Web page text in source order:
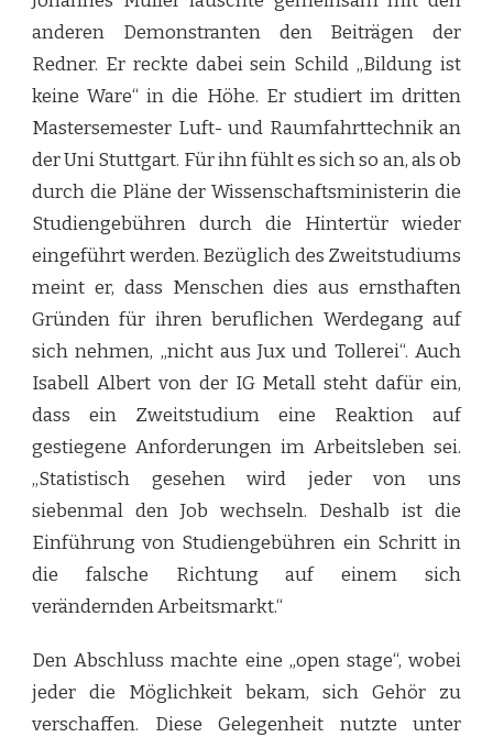
anderen Demonstranten den Beiträgen der
Redner. Er reckte dabei sein Schild „Bildung ist
keine Ware“ in die Höhe. Er studiert im dritten
Mastersemester Luft- und Raumfahrttechnik an
der Uni Stuttgart. Für ihn fühlt es sich so an, als ob
durch die Pläne der Wissenschaftsministerin die
Studiengebühren durch die Hintertür wieder
eingeführt werden. Bezüglich des Zweitstudiums
meint er, dass Menschen dies aus ernsthaften
Gründen für ihren beruflichen Werdegang auf
sich nehmen, „nicht aus Jux und Tollerei“. Auch
Isabell Albert von der IG Metall steht dafür ein,
dass ein Zweitstudium eine Reaktion auf
gestiegene Anforderungen im Arbeitsleben sei.
„Statistisch gesehen wird jeder von uns
siebenmal den Job wechseln. Deshalb ist die
Einführung von Studiengebühren ein Schritt in
die falsche Richtung auf einem sich
verändernden Arbeitsmarkt.“
Den Abschluss machte eine „open stage“, wobei
jeder die Möglichkeit bekam, sich Gehör zu
verschaffen. Diese Gelegenheit nutzte unter